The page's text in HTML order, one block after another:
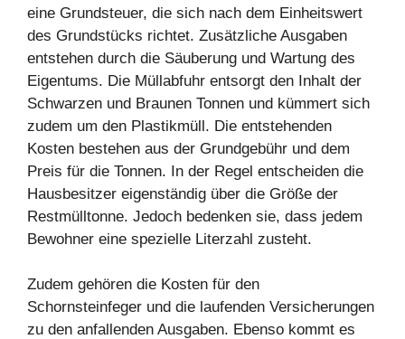
eine Grundsteuer, die sich nach dem Einheitswert
des Grundstücks richtet. Zusätzliche Ausgaben
entstehen durch die Säuberung und Wartung des
Eigentums. Die Müllabfuhr entsorgt den Inhalt der
Schwarzen und Braunen Tonnen und kümmert sich
zudem um den Plastikmüll. Die entstehenden
Kosten bestehen aus der Grundgebühr und dem
Preis für die Tonnen. In der Regel entscheiden die
Hausbesitzer eigenständig über die Größe der
Restmülltonne. Jedoch bedenken sie, dass jedem
Bewohner eine spezielle Literzahl zusteht.
Zudem gehören die Kosten für den
Schornsteinfeger und die laufenden Versicherungen
zu den anfallenden Ausgaben. Ebenso kommt es